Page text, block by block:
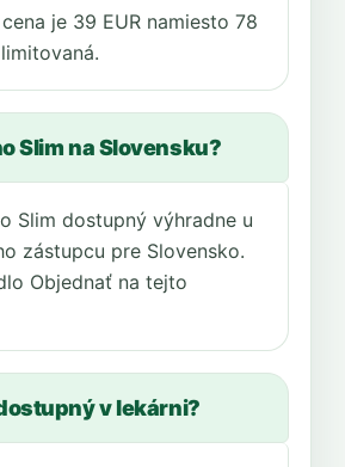
je 39 EUR namiesto 78
Slim na Slovensku?
Slim dostupný výhradne u
zástupcu pre Slovensko.
Objednať na tejto
v lekárni?